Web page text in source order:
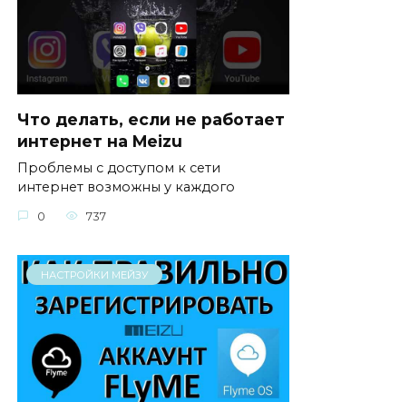
Что делать, если не работает
интернет на Meizu
Проблемы с доступом к сети
интернет возможны у каждого
0 737
НАСТРОЙКИ МЕЙЗУ